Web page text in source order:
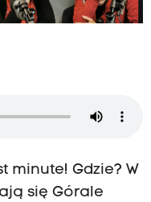
minute! Gdzie? W
się Górale